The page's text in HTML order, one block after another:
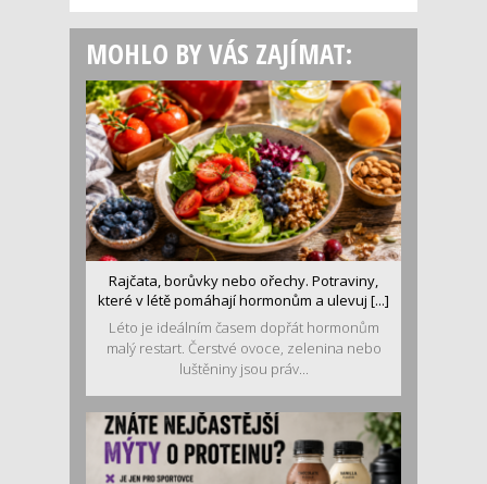
MOHLO BY VÁS ZAJÍMAT:
Rajčata, borůvky nebo ořechy. Potraviny,
které v létě pomáhají hormonům a ulevuj [...]
Léto je ideálním časem dopřát hormonům
malý restart. Čerstvé ovoce, zelenina nebo
luštěniny jsou práv...